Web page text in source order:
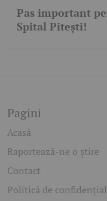
Pas important
Spital Pitești!
Pagini
Acasă
Raportează-ne o știre
Contact
Politică de